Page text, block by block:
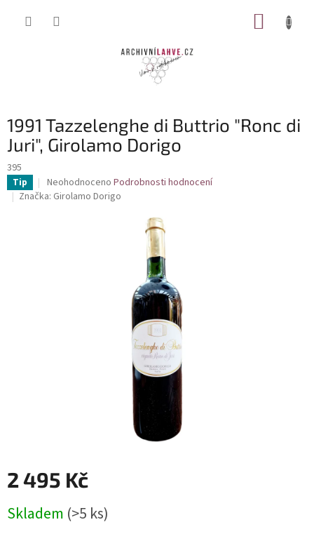
1991 Tazzelenghe di Buttrio "Ronc di
Juri", Girolamo Dorigo
395
Tip
Průměrné
hodnocení
Neohodnoceno Podrobnosti hodnocení
Značka: Girolamo Dorigo
2 495 Kč
cena:
Skladem (>5 ks)